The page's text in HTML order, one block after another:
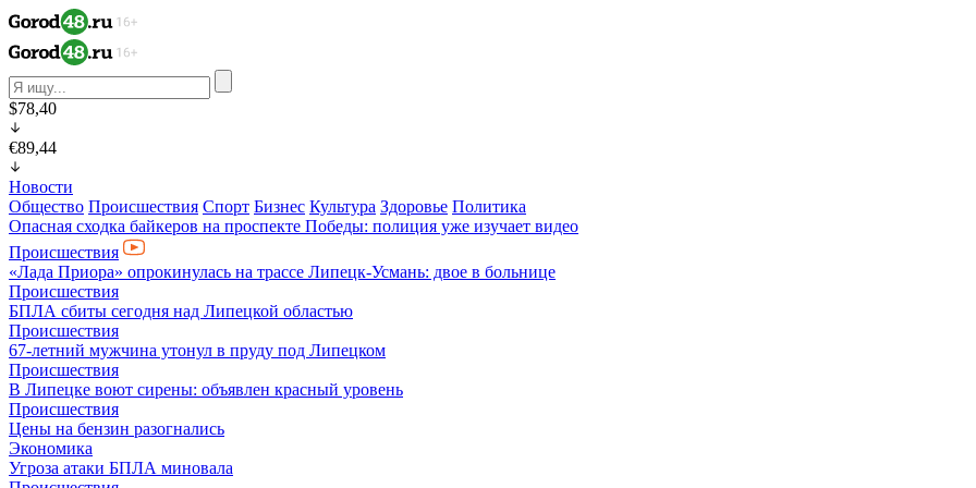
$78,40
€89,44
Новости
Общество Происшествия Спорт Бизнес Культура Здоровье Политика
Опасная сходка байкеров на проспекте Победы: полиция уже изучает видео
Происшествия
«Лада Приора» опрокинулась на трассе Липецк-Усмань: двое в больнице
Происшествия
БПЛА сбиты сегодня над Липецкой областью
Происшествия
67-летний мужчина утонул в пруду под Липецком
Происшествия
В Липецке воют сирены: объявлен красный уровень
Происшествия
Цены на бензин разогнались
Экономика
Угроза атаки БПЛА миновала